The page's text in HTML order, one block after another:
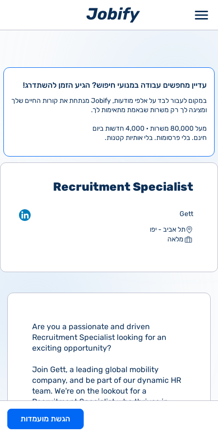
עדיין מחפשים עבודה במנועי חיפוש? הגיע הזמן להשתדרג!
במקום לעבור לבד על אלפי מודעות, Jobify מנתחת את קורות החיים שלך
ומציגה לך רק משרות שבאמת מתאימות לך.
מעל 80,000 משרות • 4,000 חדשות ביום
חינם. בלי פרסומות. בלי אותיות קטנות.
Recruitment Specialist
Gett
תל אביב - יפו
מלאה
Are you a passionate and driven
Recruitment Specialist looking for an
exciting opportunity?
Join Gett, a leading global mobility
company, and be part of our dynamic HR
team. We're on the lookout for a
Recruitment Specialist who thrives in
high-volume recruitment environments
and is ready to make an impact in the
הגשת מועמדות